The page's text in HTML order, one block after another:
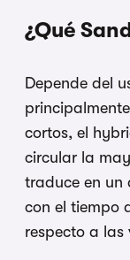
¿Qué
Depende del
cortos, el
circular la
traduce en un
con el tiempo
respecto a las